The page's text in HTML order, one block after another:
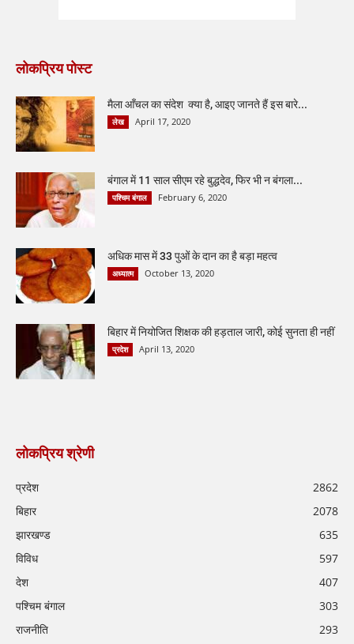
लोकप्रिय पोस्ट
मैला आँचल का संदेश क्या है, आइए जानते हैं इस बारे...
लेख April 17, 2020
बंगाल में 11 साल सीएम रहे बुद्धदेव, फिर भी न बंगला...
पश्चिम बंगाल February 6, 2020
अधिक मास में 33 पुओं के दान का है बड़ा महत्व
अध्यात्म October 13, 2020
बिहार में नियोजित शिक्षक की हड़ताल जारी, कोई सुनता ही नहीं
प्रदेश April 13, 2020
लोकप्रिय श्रेणी
प्रदेश
2862
बिहार
2078
झारखण्ड
635
विविध
597
देश
407
पश्चिम बंगाल
303
राजनीति
293